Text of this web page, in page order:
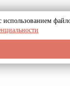
использованием